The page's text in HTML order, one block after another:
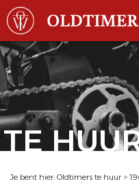
TE
Je bent hier: Oldtimers te huur >